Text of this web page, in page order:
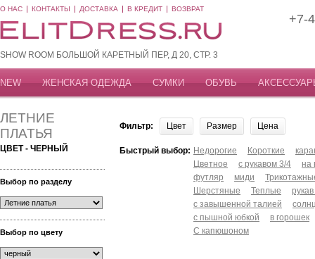
О НАС КОНТАКТЫ ДОСТАВКА В КРЕДИТ ВОЗВРАТ
SHOW ROOM БОЛЬШОЙ КАРЕТНЫЙ ПЕР, Д 20, СТР. 3
+7-
NEW ЖЕНСКАЯ ОДЕЖДА СУМКИ ОБУВЬ
ЛЕТНИЕ
ПЛАТЬЯ
ЦВЕТ - ЧЕРНЫЙ
Выбор по разделу
Выбор по цвету
Фильтр: Цвет Размер Цена
Быстрый выбор: Недорогие Короткие
Цветное
с рукавом 3/4
на
футляр
миди
Шерстяные
Теплые
с завышенной талией
с пышной юбкой
в горошек
С капюшоном